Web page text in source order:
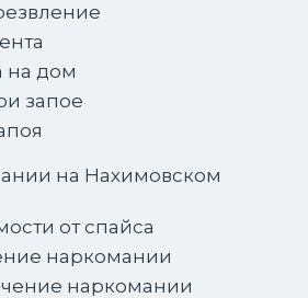
на дом
запое
на Нахимовском
от спайса
наркомании
наркомании